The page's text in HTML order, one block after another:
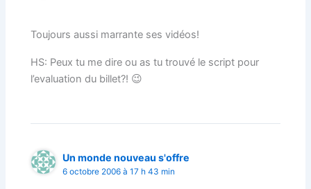
Toujours aussi marrante ses vidéos!
HS: Peux tu me dire ou as tu trouvé le script pour
l’evaluation du billet?! 😉
Un monde nouveau s'offre
6 octobre 2006 à 17 h 43 min